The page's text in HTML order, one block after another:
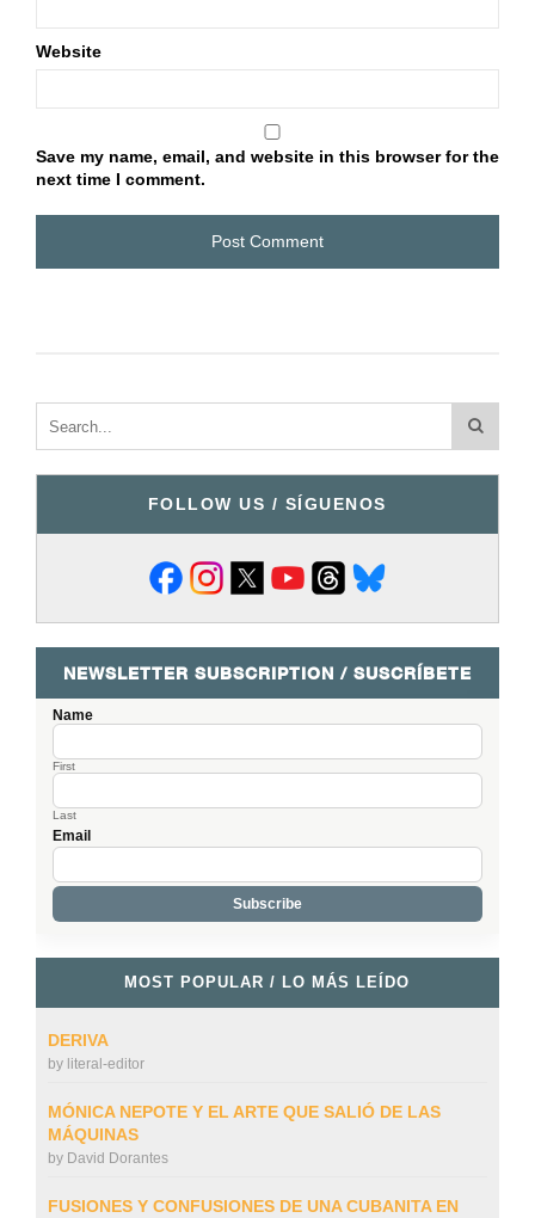
Website
Save my name, email, and website in this browser for the
next time I comment.
FOLLOW US / SÍGUENOS
NEWSLETTER SUBSCRIPTION / SUSCRÍBETE
Name
First
Last
Email
MOST POPULAR / LO MÁS LEÍDO
DERIVA
by literal-editor
MÓNICA NEPOTE Y EL ARTE QUE SALIÓ DE LAS
MÁQUINAS
by David Dorantes
FUSIONES Y CONFUSIONES DE UNA CUBANITA EN